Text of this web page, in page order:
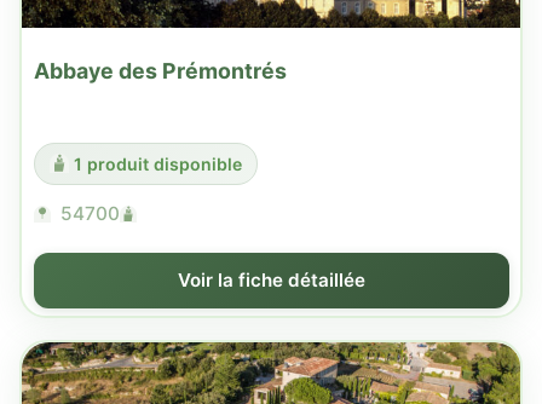
Abbaye des Prémontrés
1 produit disponible
54700
Voir la fiche détaillée